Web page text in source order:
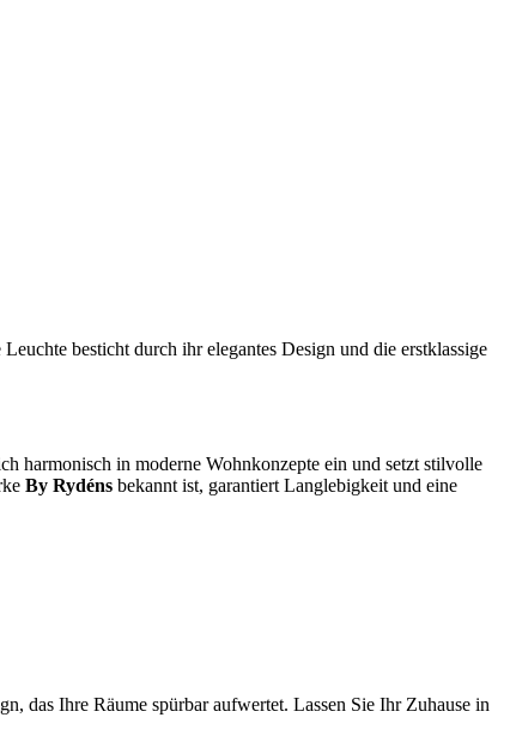
besticht durch ihr elegantes Design und die erstklassige
harmonisch in moderne Wohnkonzepte ein und setzt stilvolle
By Rydéns bekannt ist, garantiert Langlebigkeit und eine
das Ihre Räume spürbar aufwertet. Lassen Sie Ihr Zuhause in